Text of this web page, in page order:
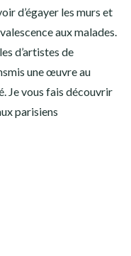
d’égayer les murs et
aux malades.
d’artistes de
une œuvre au
Je vous fais découvrir
parisiens